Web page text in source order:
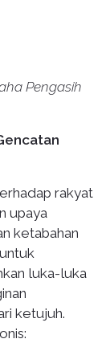
Pengasih
rakyat
upaya
ketabahan
luka-luka
ketujuh.